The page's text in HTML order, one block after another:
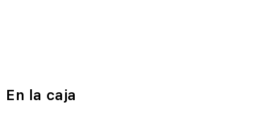
En la caja